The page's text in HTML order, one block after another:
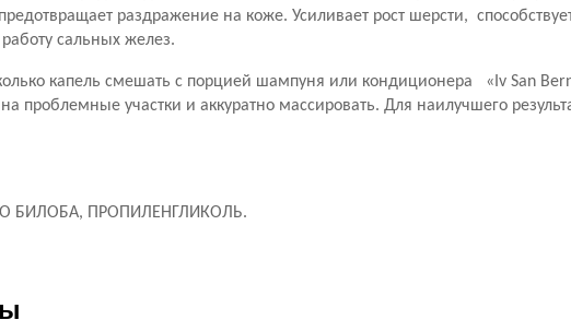
раздражение на коже. Усиливает рост шерсти,
сальных желез.
капель смешать с порцией шампуня или кондиционера «Iv San
проблемные участки и аккуратно массировать. Для наилучшего
БИЛОБА, ПРОПИЛЕНГЛИКОЛЬ.